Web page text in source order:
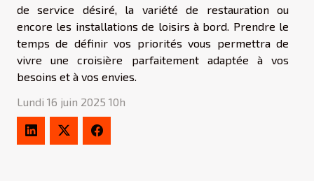
de service désiré, la variété de restauration ou
encore les installations de loisirs à bord. Prendre le
temps de définir vos priorités vous permettra de
vivre une croisière parfaitement adaptée à vos
besoins et à vos envies.
Lundi 16 juin 2025 10h